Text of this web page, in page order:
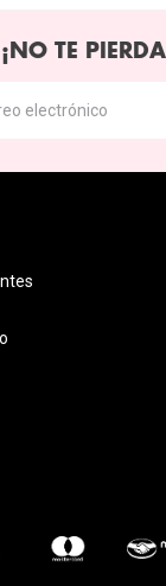
¡NO TE